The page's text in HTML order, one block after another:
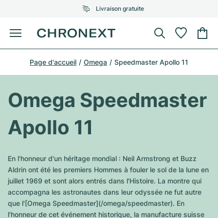
Livraison gratuite
Menu
Acheter une montre
UNE SÉLECTION D'EXCEPTION
Modèles les plus vendus
Air-King
Omega
Tous les modèles Omega
Modèles les plus vendus
Patek Philippe
Tous les modèles Patek Philippe
Modèles les plus vendus
Tous les modèles Audemars Piguet
Cartier
Breitling
Montres d'occasion
UNE SÉLECTION D'EXCEPTION
Tiffany
Louis Vuitton
Van Cleef & Arpels
Bvlgari
Nouveautés
Sale
Page d'accueil Omega Speedmaster Apollo 11
Omega Speedmaster
Apollo 11
En l'honneur d'un héritage mondial : Neil Armstrong et Buzz
Aldrin ont été les premiers Hommes à fouler le sol de la lune en
juillet 1969 et sont alors entrés dans l'Histoire. La montre qui
accompagna les astronautes dans leur odyssée ne fut autre
que l'[Omega Speedmaster](/omega/speedmaster). En
l'honneur de cet événement historique, la manufacture suisse